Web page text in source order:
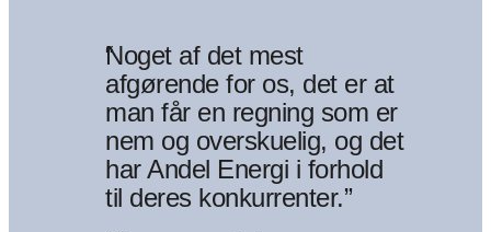
“
Noget af det mest
afgørende for os, det er at
man får en regning som er
nem og overskuelig, og det
har Andel Energi i forhold
til deres konkurrenter.”